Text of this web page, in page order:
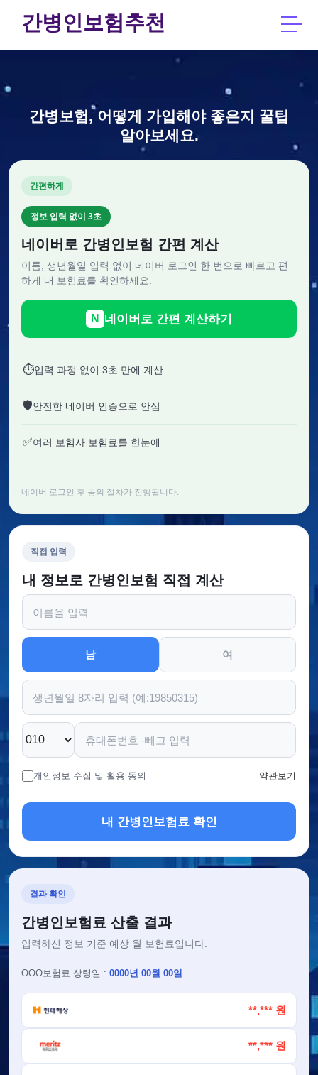
간병인보험추천
간병보험, 어떻게 가입해야 좋은지 꿀팁
알아보세요.
간편하게
정보 입력 없이 3초
네이버로 간병인보험 간편 계산
이름, 생년월일 입력 없이 네이버 로그인 한 번으로 빠르고 편
하게 내 보험료를 확인하세요.
N 네이버로 간편 계산하기
⏱입력 과정 없이 3초 만에 계산
🛡안전한 네이버 인증으로 안심
✅여러 보험사 보험료를 한눈에
네이버 로그인 후 동의 절차가 진행됩니다.
직접 입력
내 정보로 간병인보험 직접 계산
남 여
개인정보 수집 및 활용 동의 약관보기
내 간병인보험료 확인
결과 확인
간병인보험료 산출 결과
입력하신 정보 기준 예상 월 보험료입니다.
OOO보험료 상령일 : 0000년 00월 00일
**,*** 원
**,*** 원